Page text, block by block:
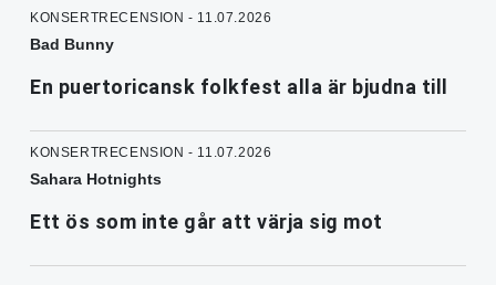
KONSERTRECENSION - 11.07.2026
Bad Bunny
En puertoricansk folkfest alla är bjudna till
KONSERTRECENSION - 11.07.2026
Sahara Hotnights
Ett ös som inte går att värja sig mot